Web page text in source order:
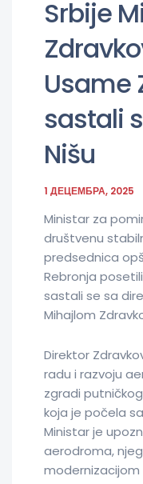
Srbije
Usame
sastali
Nišu
1 ДЕЦЕМБРА, 2025
Ministar za
društvenu
predsednica
Rebronja
sastali se sa
Mihajlom
Direktor
radu i razvoju
zgradi
koja je počela
Ministar je
aerodroma,